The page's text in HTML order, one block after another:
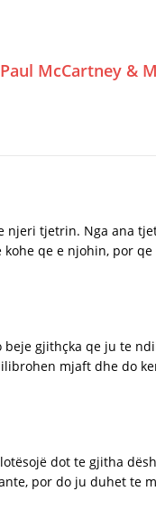
McCartney &
tjetrin. Nga ana
qe e njohin, por
gjithçka qe ju te
mjaft dhe do
dot te gjitha
por do ju duhet te